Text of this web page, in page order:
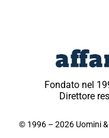
Fondato nel
Direttore
© 1996 – 2026 Uomini